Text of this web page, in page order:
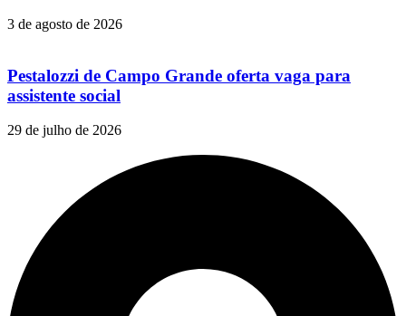
3 de agosto de 2026
Pestalozzi de Campo Grande oferta vaga para
assistente social
29 de julho de 2026